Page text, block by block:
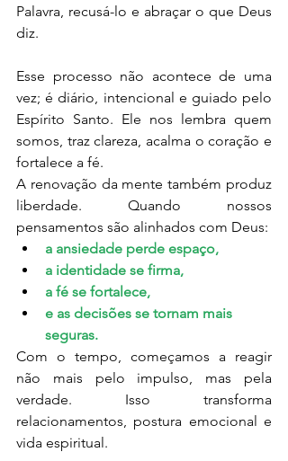
Palavra, recusá-lo e abraçar o que Deus
diz.
Esse processo não acontece de uma
vez; é diário, intencional e guiado pelo
Espírito Santo. Ele nos lembra quem
somos, traz clareza, acalma o coração e
fortalece a fé.
A renovação da mente também produz
liberdade. Quando nossos
pensamentos são alinhados com Deus:
a ansiedade perde espaço,
a identidade se firma,
a fé se fortalece,
e as decisões se tornam mais
seguras.
Com o tempo, começamos a reagir
não mais pelo impulso, mas pela
verdade. Isso transforma
relacionamentos, postura emocional e
vida espiritual.